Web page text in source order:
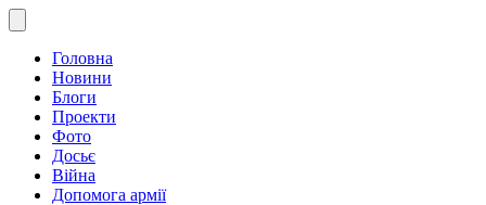
Головна
Новини
Блоги
Проекти
Фото
Досьє
Війна
Допомога армії